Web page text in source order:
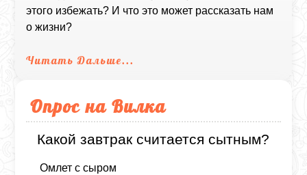
этого избежать? И что это может рассказать нам
о жизни?
Читать Дальше...
Опрос на Вилка
Какой завтрак считается сытным?
Омлет с сыром